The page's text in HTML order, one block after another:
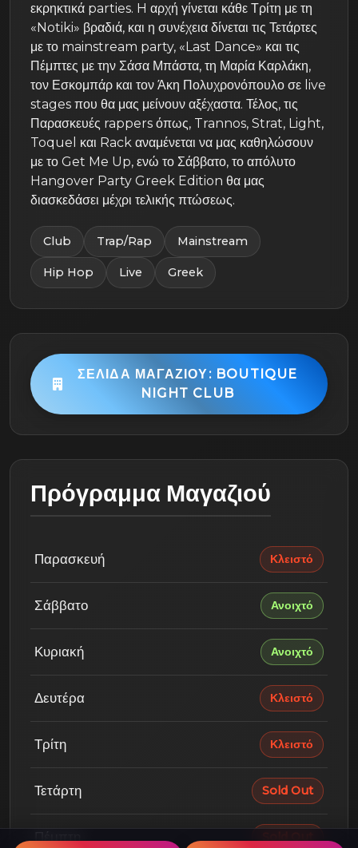
εκρηκτικά parties. H αρχή γίνεται κάθε Τρίτη με τη
«Notiki» βραδιά, και η συνέχεια δίνεται τις Τετάρτες
με το mainstream party, «Last Dance» και τις
Πέμπτες με την Σάσα Μπάστα, τη Μαρία Καρλάκη,
τον Εσκομπάρ και τον Άκη Πολυχρονόπουλο σε live
stages που θα μας μείνουν αξέχαστα. Τέλος, τις
Παρασκευές rappers όπως, Trannos, Strat, Light,
Toquel και Rack αναμένεται να μας καθηλώσουν
με το Get Me Up, ενώ το Σάββατο, το απόλυτο
Hangover Party Greek Edition θα μας
διασκεδάσει μέχρι τελικής πτώσεως.
Club Trap/Rap Mainstream
Hip Hop Live Greek
ΣΕΛΊΔΑ ΜΑΓΑΖΙΟΎ: BOUTIQUE
NIGHT CLUB
Πρόγραμμα Μαγαζιού
Παρασκευή Κλειστό
Σάββατο Ανοιχτό
Κυριακή Ανοιχτό
Δευτέρα Κλειστό
Τρίτη Κλειστό
Τετάρτη Sold Out
Πέμπτη